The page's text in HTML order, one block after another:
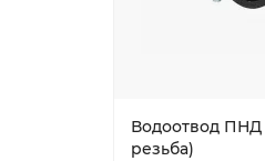
Водоотвод ПНД
резьба)